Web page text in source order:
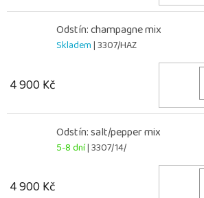
Odstín: champagne mix
Skladem| 3307/HAZ
4 900 Kč
Odstín: salt/pepper mix
5-8 dní| 3307/14/
4 900 Kč